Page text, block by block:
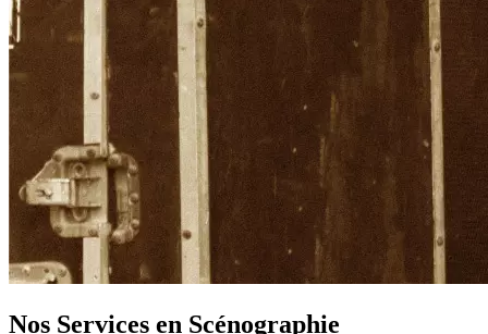
Nos Services en Scénographie